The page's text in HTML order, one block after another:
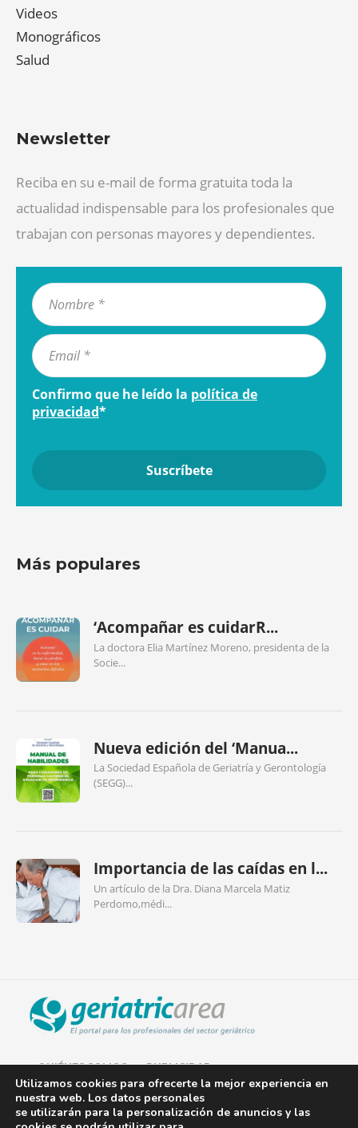
Videos
Monográficos
Salud
Newsletter
Reciba en su e-mail de forma gratuita toda la
actualidad indispensable para los profesionales que
trabajan con personas mayores y dependientes.
Confirmo que he leído la política de
privacidad*
Más populares
‘Acompañar es cuidarR...
La doctora Elia Martínez Moreno, presidenta de la
Socie...
Nueva edición del ‘Manua...
La Sociedad Española de Geriatría y Gerontología
(SEGG)...
Importancia de las caídas en l...
Un artículo de la Dra. Diana Marcela Matiz
Perdomo,médi...
QUIÉNES SOMOS PUBLICIDAD
AVISO LEGAL
Utilizamos cookies para ofrecerte la mejor experiencia en
nuestra web. Los datos personales
se utilizarán para la personalización de anuncios y las